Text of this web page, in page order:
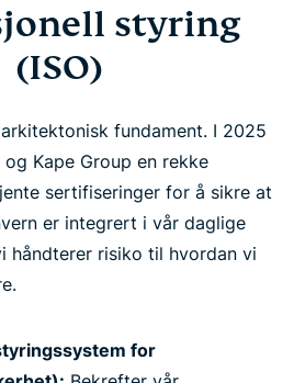
styring
(ISO)
fundament. I 2025
Kape Group en rekke
sertifiseringer for å sikre at
er integrert i vår daglige
håndterer risiko til hvordan vi
for